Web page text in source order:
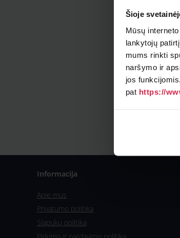
Šioje
Mūsų
lankytojų
mums rinkti
naršymo ir
jos
pat https://
Informacija
Apie mus
Privatumo politika
Slapukų politika